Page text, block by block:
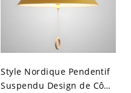
Style Nordique Pendentif
Suspendu Design de Cône